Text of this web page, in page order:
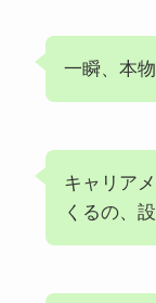
一瞬、本
キャリア
くるの、